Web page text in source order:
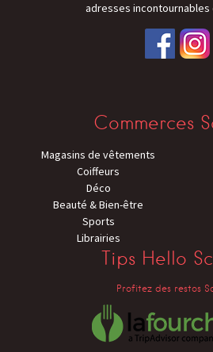
adresses incontournables
Commerces
Magasins de vêtements
Coiffeurs
Déco
Beauté & Bien-être
Sports
Librairies
Tips Hello
Profitez des restos